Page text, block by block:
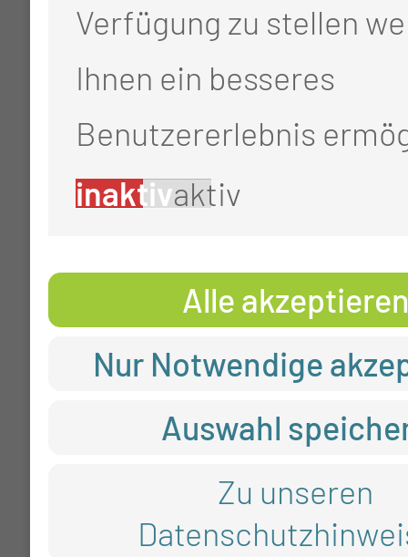
Verfügung zu stellen
Ihnen ein besseres
Benutzererlebnis
inaktivaktiv
Alle
Nur Notwendige
Auswahl
Zu unseren